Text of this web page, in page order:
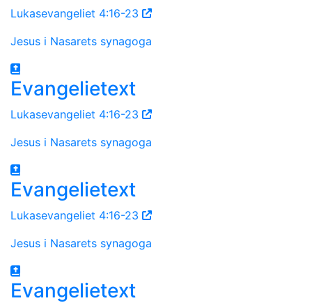
Lukasevangeliet 4:16-23
Jesus i Nasarets synagoga
Evangelietext
Lukasevangeliet 4:16-23
Jesus i Nasarets synagoga
Evangelietext
Lukasevangeliet 4:16-23
Jesus i Nasarets synagoga
Evangelietext